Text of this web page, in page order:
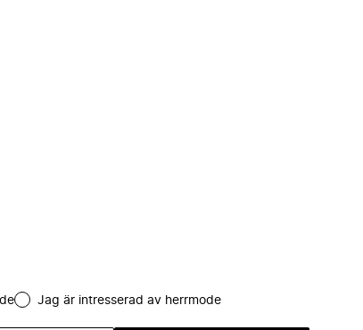
Jag är intresserad av herrmode